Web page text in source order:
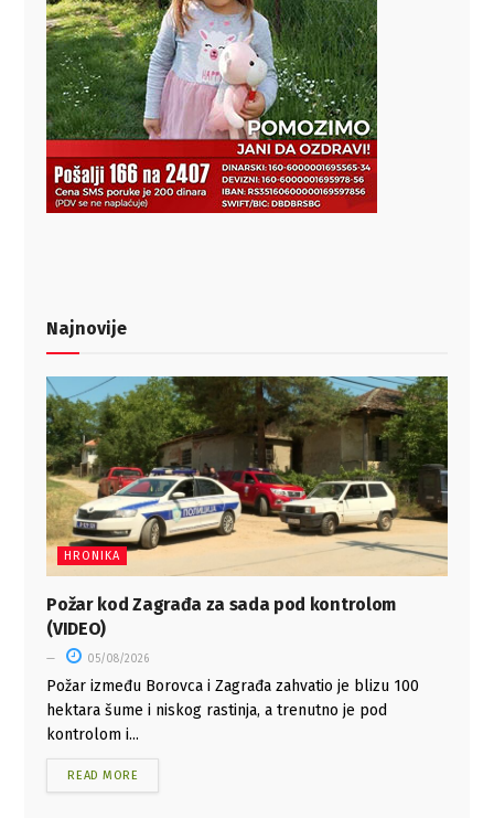
Najnovije
HRONIKA
Požar kod Zagrađa za sada pod kontrolom
(VIDEO)
05/08/2026
Požar između Borovca i Zagrađa zahvatio je blizu 100
hektara šume i niskog rastinja, a trenutno je pod
kontrolom i...
READ MORE